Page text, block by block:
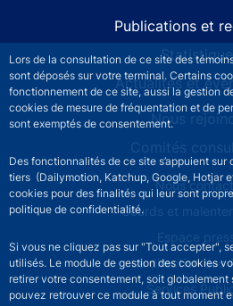
Lors de la consultation de ce site des
sont déposés sur votre terminal. Certains
fonctionnement de ce site, aussi la gestion
cookies de mesure de fréquentation et de
sont exemptés de consentement.
Des fonctionnalités de ce site s’appuient
tiers (Dailymotion, Katchup, Google, Hotjar
cookies pour des finalités qui leur sont
politique de confidentialité.
Si vous ne cliquez pas sur "Tout accepter",
utilisés. Le module de gestion des cookies
retirer votre consentement, soit
pouvez retrouver ce module à tout moment
Publications et
Actualités et
Nous
Comités
Footer secondary menu
Nous
Sourds et
Espace
La direction des
Services